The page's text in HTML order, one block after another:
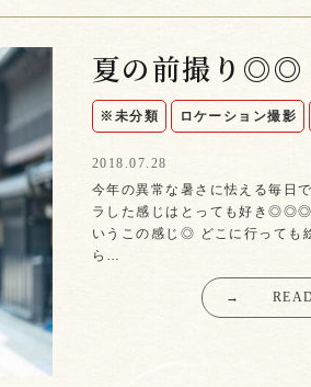
夏の前撮り◎◎
※未分類 ロケーション撮影
2018.07.28
今年の異常な暑さに怯える毎日
ラした感じはとっても好き◎◎◎
いうこの感じ◎ どこに行っても
ら…
→